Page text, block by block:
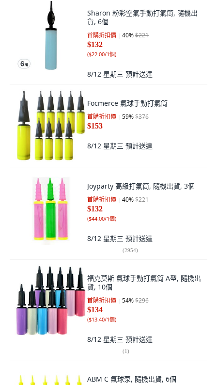
Sharon 粉彩空氣手動打氣筒, 隨機出
貨, 6個
首購折扣價 40%$221
$132
($22.00/1個)
8/12 星期三 預計送達
Focmerce 氣球手動打氣筒
首購折扣價 59%$376
$153
8/12 星期三 預計送達
Joyparty 高級打氣筒, 隨機出貨, 3個
首購折扣價 40%$221
$132
($44.00/1個)
8/12 星期三 預計送達
(2954)
福克莫斯 氣球手動打氣筒 A型, 隨機出
貨, 10個
首購折扣價 54%$296
$134
($13.40/1個)
8/12 星期三 預計送達
(1)
ABM C 氣球泵, 隨機出貨, 6個